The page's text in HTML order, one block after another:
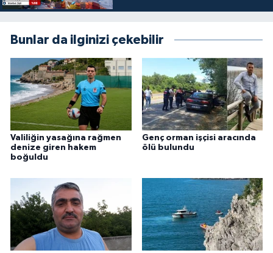
Bunlar da ilginizi çekebilir
Valiliğin yasağına rağmen
denize giren hakem
boğuldu
Genç orman işçisi aracında
ölü bulundu